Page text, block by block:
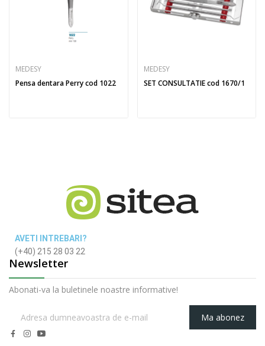
MEDESY
Pensa dentara Perry cod 1022
MEDESY
SET CONSULTATIE cod 1670/1
AVETI INTREBARI?
(+40) 215 28 03 22
Newsletter
Abonati-va la buletinele noastre informative!
Ma abonez